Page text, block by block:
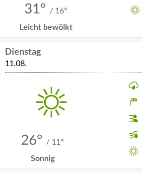
31° / 16°
Leicht bewölkt
Dienstag
11.08.
26° / 11°
Sonnig